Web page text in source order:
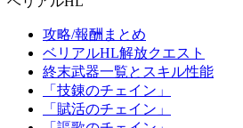
攻略/報酬まとめ
ベリアルHL解放クエスト
終末武器一覧とスキル性能
「技錬のチェイン」
「賦活のチェイン」